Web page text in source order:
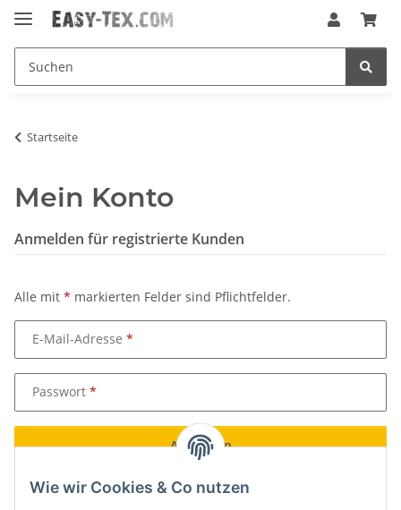
Wie wir Cookies & Co nutzen
Startseite
Mein Konto
Anmelden für registrierte Kunden
Alle mit * markierten Felder sind Pflichtfelder.
E-Mail-Adresse
Passwort
Anmelden
Neu hier?Jetzt registrieren!